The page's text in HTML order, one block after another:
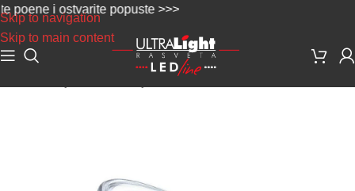
Skip to navigation
Skip to main content
i ostvarite popuste >>>